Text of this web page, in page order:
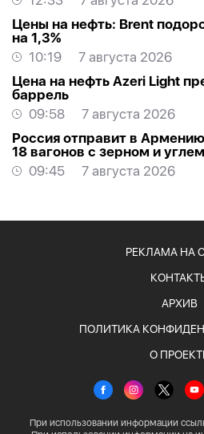
Цены на нефть: Brent
на 1,3%
10:19
7 августа 2026
Цена на нефть Azeri Light
баррель
09:58
7 августа 2026
Россия отправит в
18 вагонов с зерном и углем
09:45
7 августа 2026
РЕКЛАМА НА
АРХИВ
ПОЛИТИКА
О
При использовании информации